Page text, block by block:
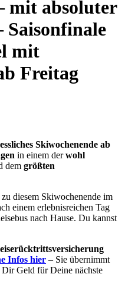
mit absoluter
Saisonfinale
mit
Freitag
Skiwochenende ab
in einem derwohl
dem größten
zu diesem Skiwochenende im
einem erlebnisreichen Tag
nach Hause. Du kannst
Infos hier – Sie übernimmt
Geld für Deine nächste